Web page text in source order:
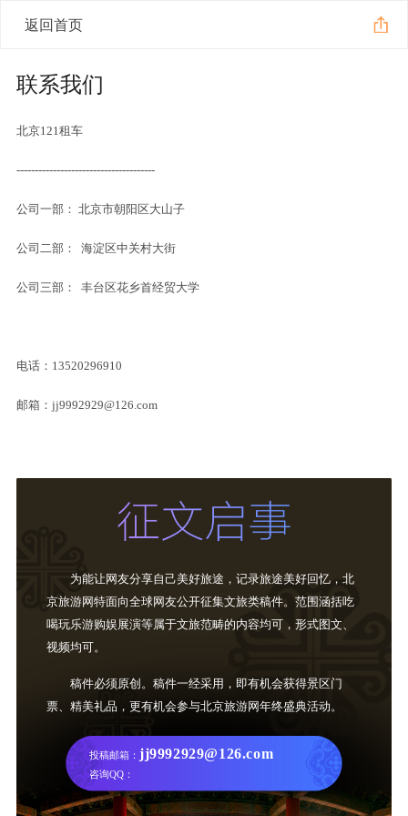
返回首页
联系我们
北京121租车
--------------------------------------
公司一部： 北京市朝阳区大山子
公司二部： 海淀区中关村大街
公司三部： 丰台区花乡首经贸大学
电话：13520296910
邮箱：jj9992929@126.com
为能让网友分享自己美好旅途，记录旅途美好回忆，北
京旅游网特面向全球网友公开征集文旅类稿件。范围涵括吃
喝玩乐游购娱展演等属于文旅范畴的内容均可，形式图文、
视频均可。
稿件必须原创。稿件一经采用，即有机会获得景区门
票、精美礼品，更有机会参与北京旅游网年终盛典活动。
投稿邮箱： jj9992929@126.com
咨询QQ：